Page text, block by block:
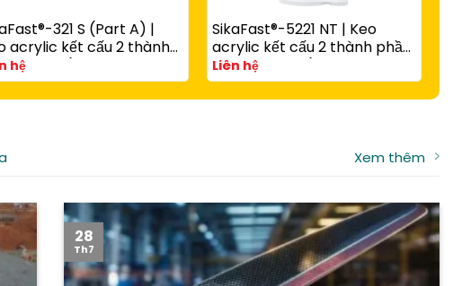
321 S (Part A) |
acrylic kết cấu 2 thành
đóng rắn nhanh có hạt
dùng với
3081 N Part B
hệ
SikaFast®-5221 NT | Keo
acrylic kết cấu 2 thành phần
A và B đóng rắn nhanh cho
composite, kim loại và nhựa
kỹ thuật
Liên hệ
Xem thêm
28
Th7